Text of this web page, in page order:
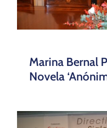
Marina Bernal
Novela